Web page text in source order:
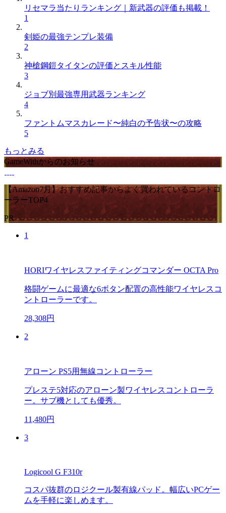
リセマラ当たりランキング｜新武器の評価も掲載！
1
剣姫の最強テンプレ装備
2
神槍鋼鎧タイタンの評価とスキル性能
3
ジョブ別最強専用武器ランキング
4
ファントムマスカレード〜純白の予告状〜の攻略
5
もっとみる
GameWithからのお知らせ
【Amazon7月】おすすめ記事からよく買われているコントロ
ーラーTOP4
PR
1
HORIワイヤレスファイティングコマンダー OCTA Pro
格闘ゲームに最適な6ボタン配置の高性能ワイヤレスコ
ントローラーです。
28,308円
2
アローン PS5用無線コントローラー
プレステ5対応のアローン製ワイヤレスコントローラ
ー。サブ機としても優秀。
11,480円
3
Logicool G F310r
コスパ抜群のロジクール製有線パッド。幅広いPCゲー
ムを手軽に楽しめます。